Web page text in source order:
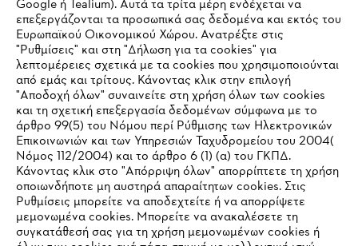
STIHL Συχνές ερωτήσεις
Service
Πολιτική απορρήτου Νομικό κείμενο Cookies
IHR BROWSER WIRD NICHT
UNTERSTÜTZT
Sie nutzen einen Browser, den wir noch nicht unterstützen. Für
Google ή Tealium). Αυτά τα τρίτα μέρη ενδέχεται να
επεξεργάζονται τα προσωπικά σας δεδομένα και εκτός του
Ευρωπαϊκού Οικονομικού Χώρου. Ανατρέξτε στις
"Ρυθμίσεις" και στη "Δήλωση για τα cookies" για
λεπτομέρειες σχετικά με τα cookies που χρησιμοποιούνται
από εμάς και τρίτους. Κάνοντας κλικ στην επιλογή
"Αποδοχή όλων" συναινείτε στη χρήση όλων των cookies
και τη σχετική επεξεργασία δεδομένων σύμφωνα με το
άρθρο 99(5) του Νόμου περί Ρύθμισης των Ηλεκτρονικών
Επικοινωνιών και των Υπηρεσιών Ταχυδρομείου του 2004(
Νόμος 112/2004) και το άρθρο 6 (1) (α) του ΓΚΠΔ.
Κάνοντας κλικ στο "Απόρριψη όλων" απορρίπτετε τη χρήση
οποιωνδήποτε μη αυστηρά απαραίτητων cookies. Στις
Ρυθμίσεις μπορείτε να αποδεχτείτε ή να απορρίψετε
μεμονωμένα cookies. Μπορείτε να ανακαλέσετε τη
συγκατάθεσή σας για τη χρήση μεμονωμένων cookies ή